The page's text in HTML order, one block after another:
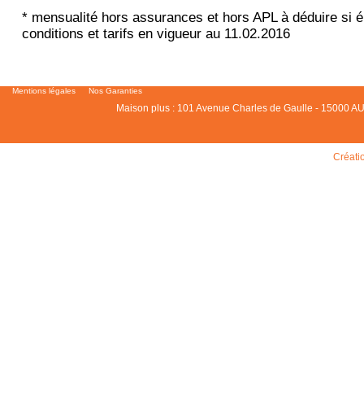
* mensualité hors assurances et hors APL à déduire si
conditions et tarifs en vigueur au 11.02.2016
Maison plus : 101 Avenue Charles de Gaulle - 15000
Mentions légales Nos Garanties